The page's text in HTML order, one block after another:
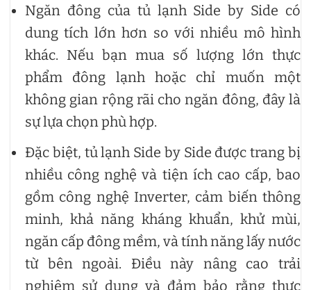
Ngăn đông của tủ lạnh Side by Side có
dung tích lớn hơn so với nhiều mô hình
khác. Nếu bạn mua số lượng lớn thực
phẩm đông lạnh hoặc chỉ muốn một
không gian rộng rãi cho ngăn đông, đây là
sự lựa chọn phù hợp.
Đặc biệt, tủ lạnh Side by Side được trang bị
nhiều công nghệ và tiện ích cao cấp, bao
gồm công nghệ Inverter, cảm biến thông
minh, khả năng kháng khuẩn, khử mùi,
ngăn cấp đông mềm, và tính năng lấy nước
từ bên ngoài. Điều này nâng cao trải
nghiệm sử dụng và đảm bảo rằng thực